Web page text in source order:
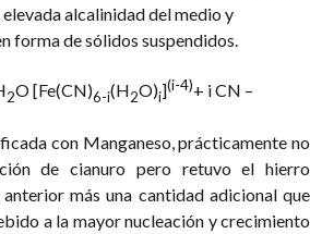
alcalinidad del medio y
forma de sólidos suspendidos.
2O [Fe(CN)6-i(H2O)i](i-4)+ i CN –
con Manganeso, prácticamente no
de cianuro pero retuvo el hierro
más una cantidad adicional que
a la mayor nucleación y crecimiento